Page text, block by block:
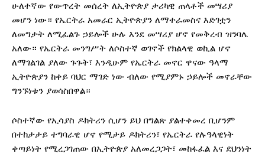
ሁለተኛው የውጥረት መሰረት ለኢትዮጵያ ታሪካዊ ጠላቶች መሣሪያ
መሆን ነው። የኤርትራ አመራር ኢትዮጵያን ለማተራመስና እድገቷን
ለመግታት ለሚፈልጉ ኃይሎች ሁሉ እንደ መሣሪያ ሆኖ የመቅረብ ዝንባሌ
አለው። የኤርትራ መንግሥት ለሶስተኛ ወገኖች የክልላዊ ወኪል ሆኖ
ለማገልገል ያለው ጉጉት፣ እንዲሁም የኤርትራ መኖር ዋናው ዓላማ
ኢትዮጵያን ከቀይ ባህር ማገድ ነው ብለው የሚያምኑ ኃይሎች መኖራቸው
ግንኙነቱን ያወሳስበዋል።
ሶስተኛው የኢሳያስ ዶክትሪን ሲሆን ይህ በግልጽ ያልተቀመረ ቢሆንም
በተከታታይ ተግባራዊ ሆኖ የሚታይ ዶክትሪን፣ የኤርትራ የሉዓላዊነት
ቀጣይነት የሚረጋገጠው በኢትዮጵያ አለመረጋጋት፣ መከፋፈል እና ደህንነት